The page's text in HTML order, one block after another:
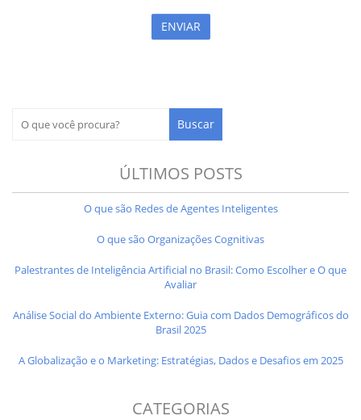
ÚLTIMOS POSTS
O que são Redes de Agentes Inteligentes
O que são Organizações Cognitivas
Palestrantes de Inteligência Artificial no Brasil: Como Escolher e O que
Avaliar
Análise Social do Ambiente Externo: Guia com Dados Demográficos do
Brasil 2025
A Globalização e o Marketing: Estratégias, Dados e Desafios em 2025
CATEGORIAS